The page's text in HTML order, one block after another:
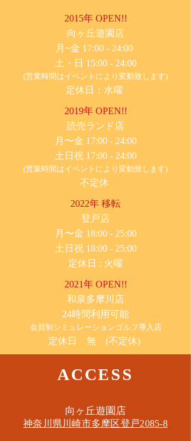
2015年 OPEN!!
​向ヶ丘遊園店
月~金 17:00 - 24:00
土・日 15:00 - 24:00
(営業時間はイベントにより変動致します)
定休日：水曜
2019年 OPEN!!
​読売ランド店
月〜金 17:00 - 24:00
土日祝 17:00 - 24:00
(営業時間はイベントにより変動致します)
不定休
2022年 移転
​登戸店
月〜金 18:00 - 25:00
土日祝 18:00 - 25:00
​定休日 : 火曜
2021年 OPEN!!
​和泉多摩川店
24時間利用可能
​会員制シミュレーションゴルフ導入店
定休日 無 (不定休)
ACCESS
​向ヶ丘遊園店
神奈川県川崎市多摩区​登戸2085-8